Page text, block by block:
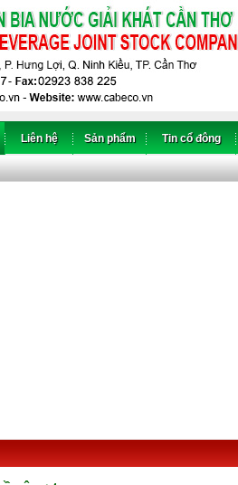
Liên hệ Sản phẩm Tin cổ đông